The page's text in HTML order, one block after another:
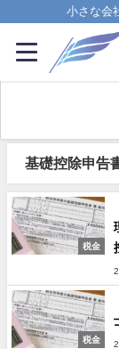
小さな会
基礎控除申告
税金
税金